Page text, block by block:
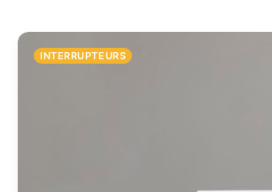
INTERRUPTEURS